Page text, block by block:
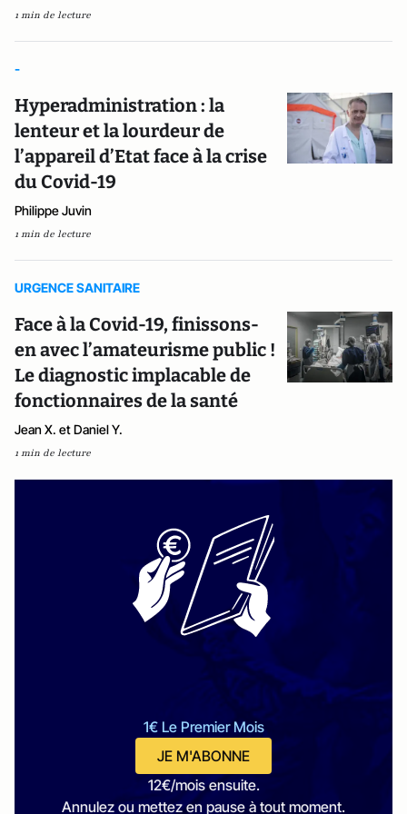
1 min de lecture
-
Hyperadministration : la
lenteur et la lourdeur de
l’appareil d’Etat face à la crise
du Covid-19
Philippe Juvin
1 min de lecture
URGENCE SANITAIRE
Face à la Covid-19, finissons-
en avec l’amateurisme public !
Le diagnostic implacable de
fonctionnaires de la santé
Jean X. et Daniel Y.
1 min de lecture
1€ Le Premier Mois
JE M'ABONNE
12€/mois ensuite.
Annulez ou mettez en pause à tout moment.